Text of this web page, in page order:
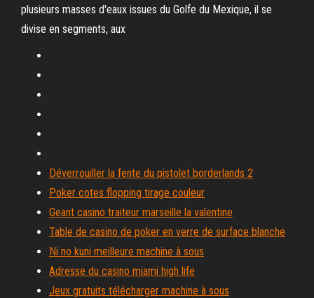
plusieurs masses d'eaux issues du Golfe du Mexique, il se
divise en segments, aux
Déverrouiller la fente du pistolet borderlands 2
Poker cotes flopping tirage couleur
Geant casino traiteur marseille la valentine
Table de casino de poker en verre de surface blanche
Ni no kuni meilleure machine à sous
Adresse du casino miami high life
Jeux gratuits télécharger machine à sous